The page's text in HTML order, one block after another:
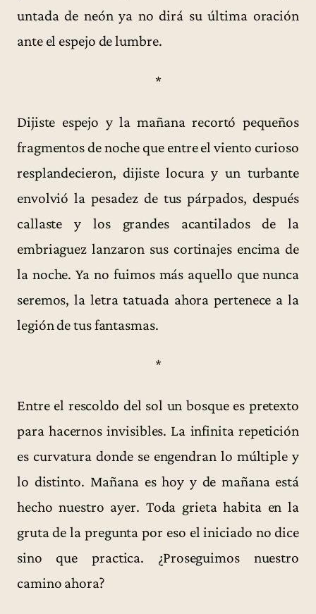
untada de neón ya no dirá su última oración
ante el espejo de lumbre.
*
Dijiste espejo y la mañana recortó pequeños
fragmentos de noche que entre el viento curioso
resplandecieron, dijiste locura y un turbante
envolvió la pesadez de tus párpados, después
callaste y los grandes acantilados de la
embriaguez lanzaron sus cortinajes encima de
la noche. Ya no fuimos más aquello que nunca
seremos, la letra tatuada ahora pertenece a la
legión de tus fantasmas.
*
Entre el rescoldo del sol un bosque es pretexto
para hacernos invisibles. La infinita repetición
es curvatura donde se engendran lo múltiple y
lo distinto. Mañana es hoy y de mañana está
hecho nuestro ayer. Toda grieta habita en la
gruta de la pregunta por eso el iniciado no dice
sino que practica. ¿Proseguimos nuestro
camino ahora?